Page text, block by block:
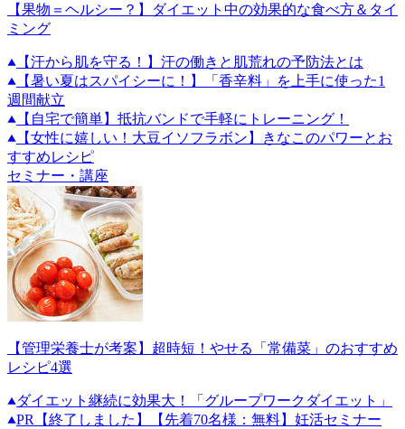
【果物＝ヘルシー？】ダイエット中の効果的な食べ方＆タイ
ミング
【汗から肌を守る！】汗の働きと肌荒れの予防法とは
【暑い夏はスパイシーに！】「香辛料」を上手に使った1
週間献立
【自宅で簡単】抵抗バンドで手軽にトレーニング！
【女性に嬉しい！大豆イソフラボン】きなこのパワーとお
すすめレシピ
セミナー・講座
【管理栄養士が考案】超時短！やせる「常備菜」のおすすめ
レシピ4選
ダイエット継続に効果大！「グループワークダイエット」
PR
【終了しました】【先着70名様：無料】妊活セミナー